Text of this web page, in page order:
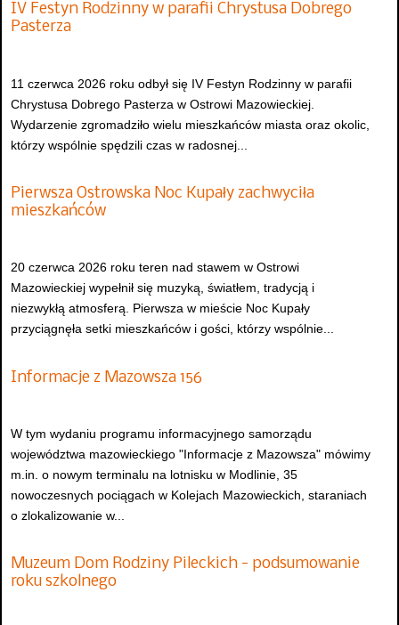
IV Festyn Rodzinny w parafii Chrystusa Dobrego
Pasterza
11 czerwca 2026 roku odbył się IV Festyn Rodzinny w parafii
Chrystusa Dobrego Pasterza w Ostrowi Mazowieckiej.
Wydarzenie zgromadziło wielu mieszkańców miasta oraz okolic,
którzy wspólnie spędzili czas w radosnej...
Pierwsza Ostrowska Noc Kupały zachwyciła
mieszkańców
20 czerwca 2026 roku teren nad stawem w Ostrowi
Mazowieckiej wypełnił się muzyką, światłem, tradycją i
niezwykłą atmosferą. Pierwsza w mieście Noc Kupały
przyciągnęła setki mieszkańców i gości, którzy wspólnie...
Informacje z Mazowsza 156
W tym wydaniu programu informacyjnego samorządu
województwa mazowieckiego "Informacje z Mazowsza" mówimy
m.in. o nowym terminalu na lotnisku w Modlinie, 35
nowoczesnych pociągach w Kolejach Mazowieckich, staraniach
o zlokalizowanie w...
Muzeum Dom Rodziny Pileckich - podsumowanie
roku szkolnego